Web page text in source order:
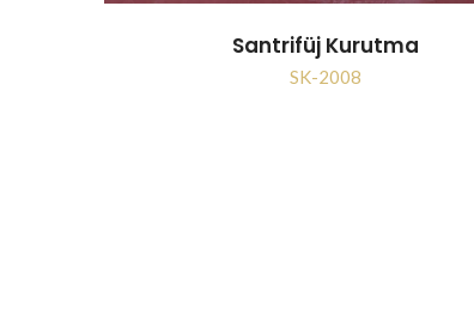
Santrifüj Kurutma
SK-2008